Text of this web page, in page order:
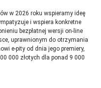
w 2026 roku wspieramy ideę
i wspiera konkretne
bezpłatnej wersji on-line
uprawnionym do otrzymania
e-pity od dnia jego premiery,
000 złotych dla ponad 9 000